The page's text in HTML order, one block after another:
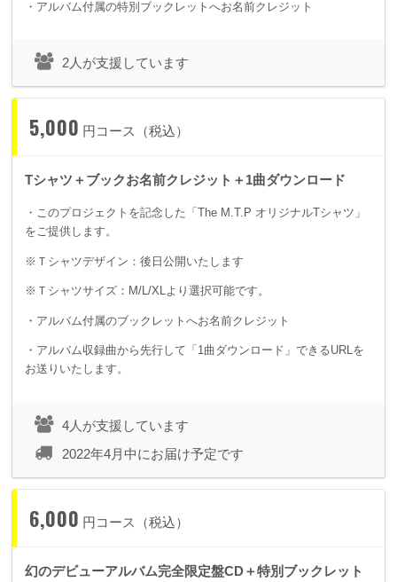
・アルバム付属の特別ブックレットへお名前クレジット
2人が支援しています
5,000 円コース（税込）
Tシャツ＋ブックお名前クレジット＋1曲ダウンロード
・このプロジェクトを記念した「The M.T.P オリジナルTシャツ」
をご提供します。
※Ｔシャツデザイン：後日公開いたします
※Ｔシャツサイズ：M/L/XLより選択可能です。
・アルバム付属のブックレットへお名前クレジット
・アルバム収録曲から先行して「1曲ダウンロード」できるURLを
お送りいたします。
4人が支援しています
2022年4月中にお届け予定です
6,000 円コース（税込）
幻のデビューアルバム完全限定盤CD＋特別ブックレット